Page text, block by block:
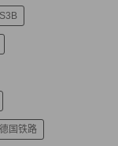
德国铁路